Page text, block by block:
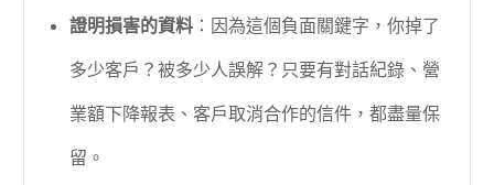
證明損害的資料 ：因為這個負面關鍵字，你掉了
多少客戶？被多少人誤解？只要有對話紀錄、營
業額下降報表、客戶取消合作的信件，都盡量保
留。